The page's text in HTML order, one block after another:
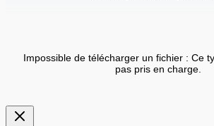
Impossible de télécharger un fichier : Ce
pas pris en charge.